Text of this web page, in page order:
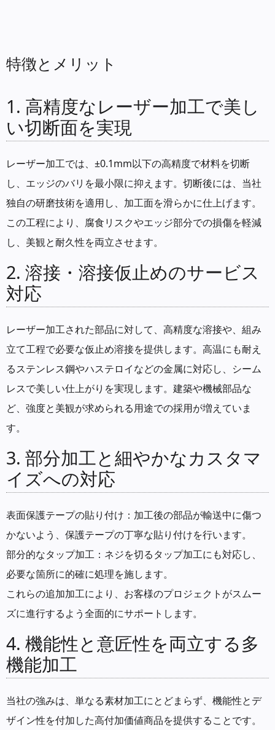
特徴とメリット
1. 高精度なレーザー加工で美し
い切断面を実現
レーザー加工では、±0.1mm以下の高精度で材料を切断
し、エッジのバリを最小限に抑えます。切断後には、当社
独自の研磨技術を適用し、加工面を滑らかに仕上げます。
この工程により、腐食リスクやエッジ部分での損傷を軽減
し、美観と耐久性を両立させます。
2. 溶接・溶接仮止めのサービス
対応
レーザー加工された部品に対して、高精度な溶接や、組み
立て工程で必要な仮止め溶接を提供します。高温にも耐え
るステンレス鋼やハステロイなどの金属に対応し、シーム
レスで美しい仕上がりを実現します。建築や機械部品な
ど、強度と美観が求められる用途での採用が増えていま
す。
3. 部分加工と細やかなカスタマ
イズへの対応
表面保護テープの貼り付け：加工後の部品が輸送中に傷つ
かないよう、保護テープの丁寧な貼り付けを行います。
部分的なタップ加工：ネジを切るタップ加工にも対応し、
必要な箇所に的確に処理を施します。
これらの追加加工により、お客様のプロジェクトがスムー
ズに進行するよう全面的にサポートします。
4. 機能性と意匠性を両立する多
機能加工
当社の強みは、単なる素材加工にとどまらず、機能性とデ
ザイン性を付加した高付加価値商品を提供することです。